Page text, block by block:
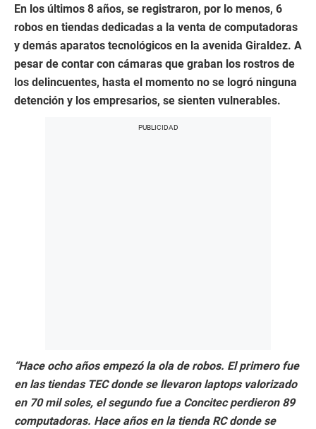
En los últimos 8 años, se registraron, por lo menos, 6
robos en tiendas dedicadas a la venta de computadoras
y demás aparatos tecnológicos en la avenida Giraldez. A
pesar de contar con cámaras que graban los rostros de
los delincuentes, hasta el momento no se logró ninguna
detención y los empresarios, se sienten vulnerables.
“Hace ocho años empezó la ola de robos. El primero fue
en las tiendas TEC donde se llevaron laptops valorizado
en 70 mil soles, el segundo fue a Concitec perdieron 89
computadoras. Hace años en la tienda RC donde se